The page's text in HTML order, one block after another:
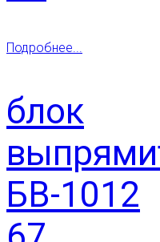
Подробнее...
блок
БВ-1012